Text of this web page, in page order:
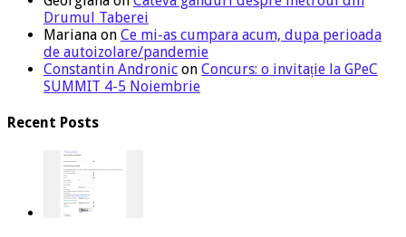
Drumul Taberei
Mariana on Ce mi-as cumpara acum, dupa perioada
de autoizolare/pandemie
Constantin Andronic on Concurs: o invitație la GPeC
SUMMIT 4-5 Noiembrie
Recent Posts